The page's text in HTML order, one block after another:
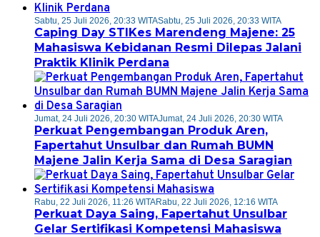
Sabtu, 25 Juli 2026, 20:33 WITASabtu, 25 Juli 2026, 20:33 WITA
Caping Day STIKes Marendeng Majene: 25
Mahasiswa Kebidanan Resmi Dilepas Jalani
Praktik Klinik Perdana
Jumat, 24 Juli 2026, 20:30 WITAJumat, 24 Juli 2026, 20:30 WITA
Perkuat Pengembangan Produk Aren,
Fapertahut Unsulbar dan Rumah BUMN
Majene Jalin Kerja Sama di Desa Saragian
Rabu, 22 Juli 2026, 11:26 WITARabu, 22 Juli 2026, 12:16 WITA
Perkuat Daya Saing, Fapertahut Unsulbar
Gelar Sertifikasi Kompetensi Mahasiswa